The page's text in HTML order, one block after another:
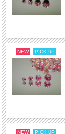
NEW PICK UP
NEW PICK UP